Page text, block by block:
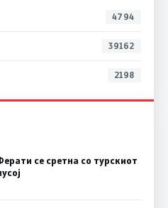
4794
39162
2198
се сретна со турскиот